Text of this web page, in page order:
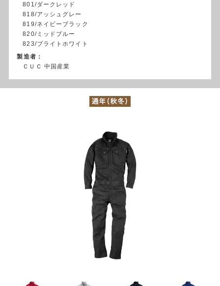
801/ダークレッド
818/アッシュグレー
819/ネイビーブラック
820/ミッドブルー
823/ブライトホワイト
製造者：
ＣＵＣ 中国産業